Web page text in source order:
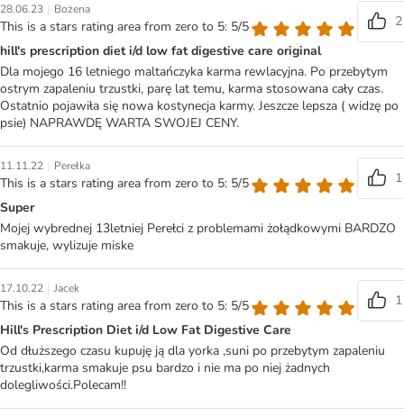
28.06.23 | Bożena
This is a stars rating area from zero to 5: 5/5
2
hill's prescription diet i/d low fat digestive care original
Dla mojego 16 letniego maltańczyka karma rewlacyjna. Po przebytym
ostrym zapaleniu trzustki, parę lat temu, karma stosowana cały czas.
Ostatnio pojawiła się nowa kostynecja karmy. Jeszcze lepsza ( widzę po
psie) NAPRAWDĘ WARTA SWOJEJ CENY.
11.11.22 | Perełka
This is a stars rating area from zero to 5: 5/5
1
Super
Mojej wybrednej 13letniej Perełci z problemami żołądkowymi BARDZO
smakuje, wylizuje miske
17.10.22 | Jacek
This is a stars rating area from zero to 5: 5/5
1
Hill's Prescription Diet i/d Low Fat Digestive Care
Od dłuższego czasu kupuję ją dla yorka ,suni po przebytym zapaleniu
trzustki,karma smakuje psu bardzo i nie ma po niej żadnych
dolegliwości.Polecam!!